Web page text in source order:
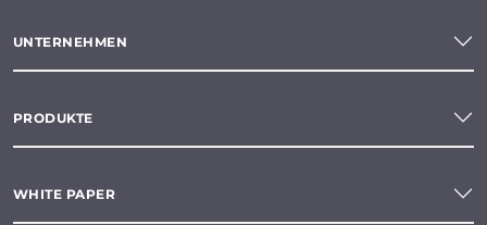
UNTERNEHMEN
PRODUKTE
WHITE PAPER